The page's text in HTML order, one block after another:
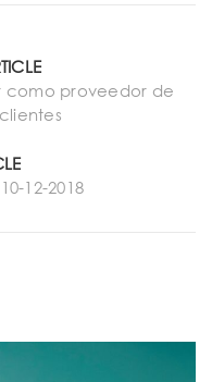
como proveedor de
12-2018